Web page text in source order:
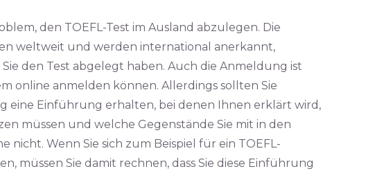
den TOEFL-Test im Ausland abzulegen. Die
weltweit und werden international anerkannt,
den Test abgelegt haben. Auch die Anmeldung ist
online anmelden können. Allerdings sollten Sie
eine Einführung erhalten, bei denen Ihnen erklärt wird,
müssen und welche Gegenstände Sie mit in den
Wenn Sie sich zum Beispiel für ein TOEFL-
müssen Sie damit rechnen, dass Sie diese Einführung